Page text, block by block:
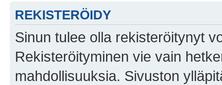
REKISTERÖIDY
Sinun tulee olla rekisteröitynyt
Rekisteröityminen vie vain
mahdollisuuksia. Sivuston